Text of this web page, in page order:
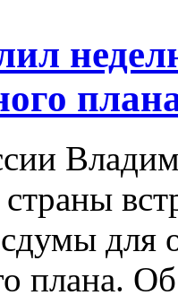
для
плана. Об